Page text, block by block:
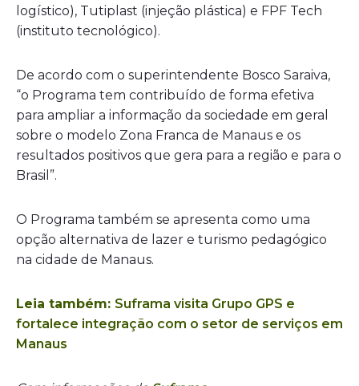
logístico), Tutiplast (injeção plástica) e FPF Tech
(instituto tecnológico).
De acordo com o superintendente Bosco Saraiva,
“o Programa tem contribuído de forma efetiva
para ampliar a informação da sociedade em geral
sobre o modelo Zona Franca de Manaus e os
resultados positivos que gera para a região e para o
Brasil”.
O Programa também se apresenta como uma
opção alternativa de lazer e turismo pedagógico
na cidade de Manaus.
Leia também: Suframa visita Grupo GPS e
fortalece integração com o setor de serviços em
Manaus